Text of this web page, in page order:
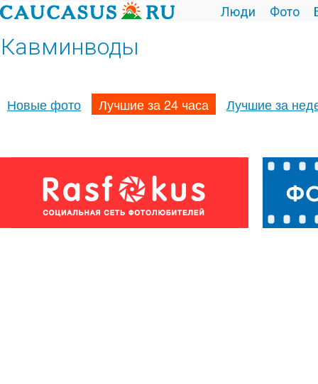
Люди Фото
Кавминводы
Новые фото Лучшие за 24 часа Лучшие за